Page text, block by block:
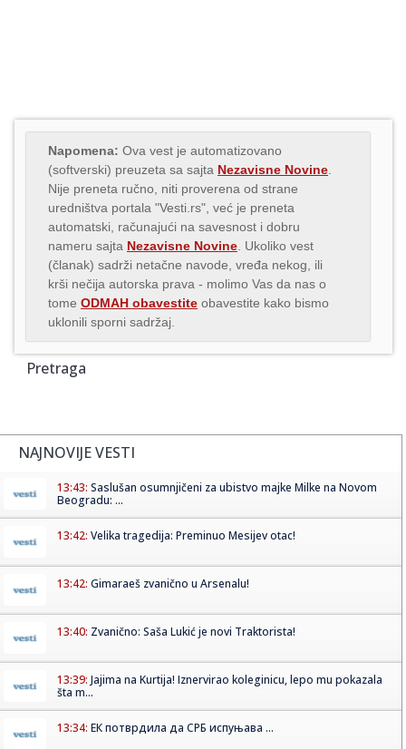
Napomena: Ova vest je automatizovano
(softverski) preuzeta sa sajta Nezavisne Novine
Nije preneta ručno, niti proverena od strane
uredništva portala "Vesti.rs", već je preneta
automatski, računajući na savesnost i dobru
nameru sajta Nezavisne Novine . Ukoliko vest
(članak) sadrži netačne navode, vređa nekog, ili
krši nečija autorska prava - molimo Vas da nas o
tome ODMAH obavestite obavestite kako bismo
uklonili sporni sadržaj.
Pretraga
NAJNOVIJE VESTI
13:43: Saslušan osumnjičeni za ubistvo majke Milke na Novom
Beogradu: ...
13:42: Velika tragedija: Preminuo Mesijev otac!
13:42: Gimaraeš zvanično u Arsenalu!
13:40: Zvanično: Saša Lukić je novi Traktorista!
13:39: Jajima na Kurtija! Iznervirao koleginicu, lepo mu pokazala
šta m...
13:34: ЕК потврдила да СРБ испуњава ...